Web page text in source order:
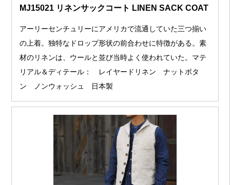
MJ15021 リネンサックコート LINEN SACK COAT
アーリーセンチュリーにアメリカで流通していた三つ揃い
の上着。独特なドロップ形状の前合わせに特徴がある。素
材のリネンは、ウールと並び当時よく使われていた。マテ
リアル＆ディテール： レイヤードリネン ナットボタ
ン ノンウォッシュ 日本製